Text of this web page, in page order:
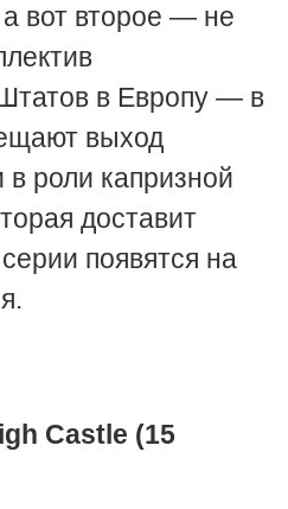
а вот второе — не
в Европу — в
выход
роли капризной
доставит
появятся на
Castle (15